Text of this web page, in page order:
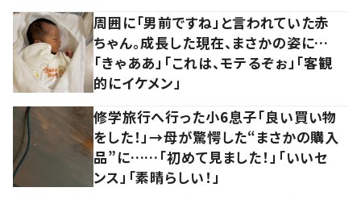
周囲に「男前ですね」と言われていた赤
ちゃん。成長した現在、まさかの姿に…
「きゃああ」「これは、モテるぞぉ」「客観
的にイケメン」
修学旅行へ行った小6息子「良い買い物
をした！」→母が驚愕した“まさかの購入
品”に……「初めて見ました！」「いいセ
ンス」「素晴らしい！」